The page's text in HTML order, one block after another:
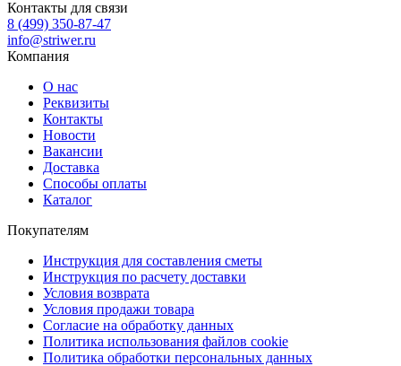
Контакты для связи
8 (499) 350-87-47
info@striwer.ru
Компания
О нас
Реквизиты
Контакты
Новости
Вакансии
Доставка
Способы оплаты
Каталог
Покупателям
Инструкция для составления сметы
Инструкция по расчету доставки
Условия возврата
Условия продажи товара
Согласие на обработку данных
Политика использования файлов cookie
Политика обработки персональных данных